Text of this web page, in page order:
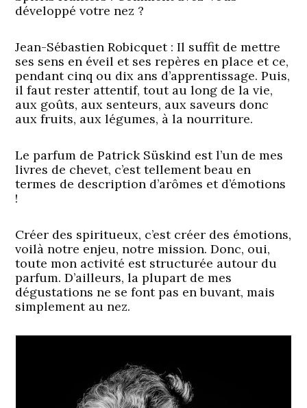
développé votre nez ?
Jean-Sébastien Robicquet :Il suffit de mettre
ses sens en éveil et ses repères en place et ce,
pendant cinq ou dix ans d’apprentissage. Puis,
il faut rester attentif, tout au long de la vie,
aux goûts, aux senteurs, aux saveurs donc
aux fruits, aux légumes, à la nourriture.
Le parfum de Patrick Süskind est l’un de mes
livres de chevet, c’est tellement beau en
termes de description d’arômes et d’émotions
!
Créer des spiritueux, c’est créer des émotions,
voilà notre enjeu, notre mission. Donc, oui,
toute mon activité est structurée autour du
parfum. D’ailleurs, la plupart de mes
dégustations ne se font pas en buvant, mais
simplement au nez.